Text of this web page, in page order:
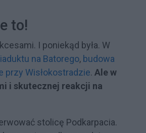
to!
I poniekąd była. W
na Batorego, budowa
przy Wisłokostradzie. Ale w
i skutecznej reakcji na
stolicę Podkarpacia.